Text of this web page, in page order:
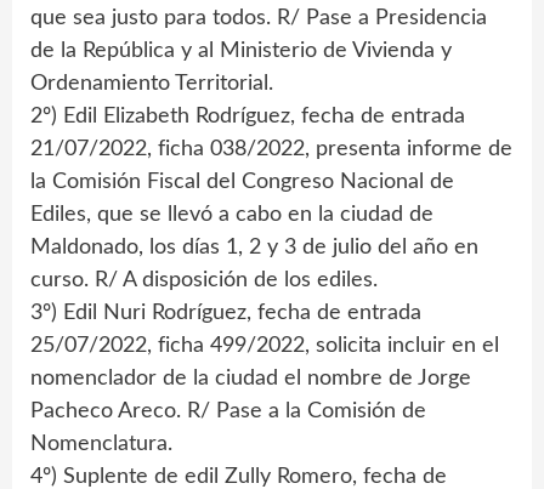
que sea justo para todos. R/ Pase a Presidencia
de la República y al Ministerio de Vivienda y
Ordenamiento Territorial.
2º) Edil Elizabeth Rodríguez, fecha de entrada
21/07/2022, ficha 038/2022, presenta informe de
la Comisión Fiscal del Congreso Nacional de
Ediles, que se llevó a cabo en la ciudad de
Maldonado, los días 1, 2 y 3 de julio del año en
curso. R/ A disposición de los ediles.
3º) Edil Nuri Rodríguez, fecha de entrada
25/07/2022, ficha 499/2022, solicita incluir en el
nomenclador de la ciudad el nombre de Jorge
Pacheco Areco. R/ Pase a la Comisión de
Nomenclatura.
4º) Suplente de edil Zully Romero, fecha de